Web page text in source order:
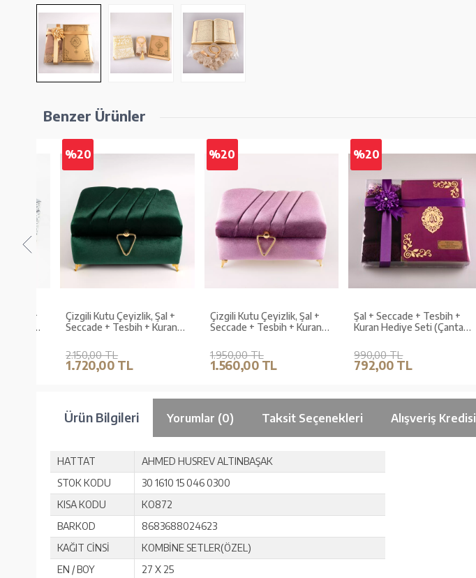
Benzer Ürünler
%20
Çizgili Kutu Çeyizlik, Şal +
Seccade + Tesbih + Kuran
Yeşil, Elif-Vav)
2.150,00 TL
1.720,00 TL
%20
Çizgili Kutu Çeyizlik, Şal +
Seccade + Tesbih + Kuran
Kadife, Lila, Elif-Vav)
1.950,00 TL
1.560,00 TL
%20
Şal + Seccade + Tesbih +
Kuran Hediye Seti (Çanta
Lafzatullah)
990,00 TL
792,00 TL
Ürün Bilgileri Yorumlar (0) Taksit Seçenekleri Alışveriş Kredisi
HATTAT
AHMED HUSREV ALTINBAŞAK
STOK KODU
30 1610 15 046 0300
KISA KODU
KO872
BARKOD
8683688024623
KAĞIT CİNSİ
KOMBİNE SETLER(ÖZEL)
EN / BOY
27 X 25